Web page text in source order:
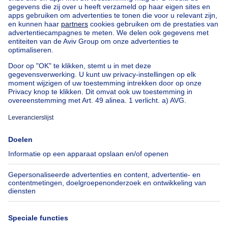
Bungalow te koop
Chalet te koop
Kasteel te koop
Landhuis te koop
Gebouw gemengd gebruik te koop
Andere panden te koop
Manoir te koop
Onze huizen buiten BelgiëHuis te koop Frankrijk
Huis te koop Spanje
Huis te koop Luxemburg
Huis te koop Nederland
Over
Immoweb
Pers
Jobs
Axel Springer Group
SeLoger.com
Immowelt.de
Tools
Belfius
Verzekeringen
Verhuis checklist